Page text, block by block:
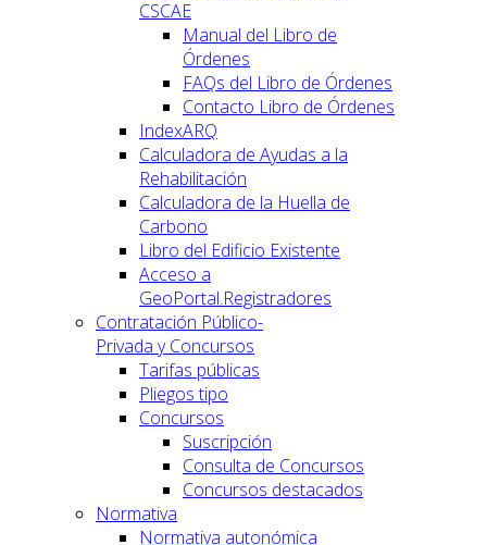
CSCAE
Manual del Libro de
Órdenes
FAQs del Libro de Órdenes
Contacto Libro de Órdenes
IndexARQ
Calculadora de Ayudas a la
Rehabilitación
Calculadora de la Huella de
Carbono
Libro del Edificio Existente
Acceso a
GeoPortal.Registradores
Contratación Público-
Privada y Concursos
Tarifas públicas
Pliegos tipo
Concursos
Suscripción
Consulta de Concursos
Concursos destacados
Normativa
Normativa autonómica